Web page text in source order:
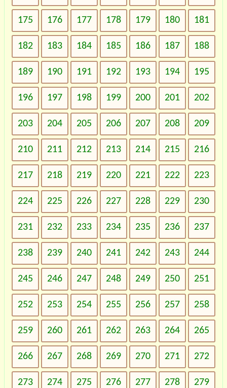
175 176 177 178 179 180 181
182 183 184 185 186 187 188
189 190 191 192 193 194 195
196 197 198 199 200 201 202
203 204 205 206 207 208 209
210 211 212 213 214 215 216
217 218 219 220 221 222 223
224 225 226 227 228 229 230
231 232 233 234 235 236 237
238 239 240 241 242 243 244
245 246 247 248 249 250 251
252 253 254 255 256 257 258
259 260 261 262 263 264 265
266 267 268 269 270 271 272
273 274 275 276 277 278 279